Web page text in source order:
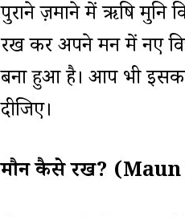
पुराने ज़माने में ऋषि मुनि
रख कर अपने मन में नए
बना हुआ है। आप भी
दीजिए।
मौन कैसे रखें?